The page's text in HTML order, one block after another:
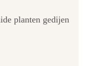
planten gedijen